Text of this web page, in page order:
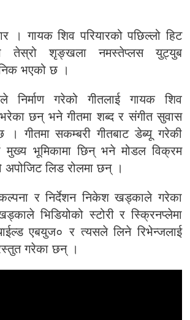
। गायक शिव परियारको पछिल्लो हिट
तेस्रो शृङ्खला नमस्तेप्लस युट्युब
भएको छ ।
निर्माण गरेको गीतलाई गायक शिव
छन् भने गीतमा शब्द र संगीत सुवास
। गीतमा सकम्बरी गीतबाट डेब्यू गरेकी
मुख्य भूमिकामा छिन् भने मोडल विक्रम
लिड रोलमा छन् ।
र निर्देशन निकेश खड्काले गरेका
भिडियोको स्टोरी र स्क्रिनप्लेमा
एबयुज० र त्यसले लिने रिभेन्जलाई
गरेका छन् ।